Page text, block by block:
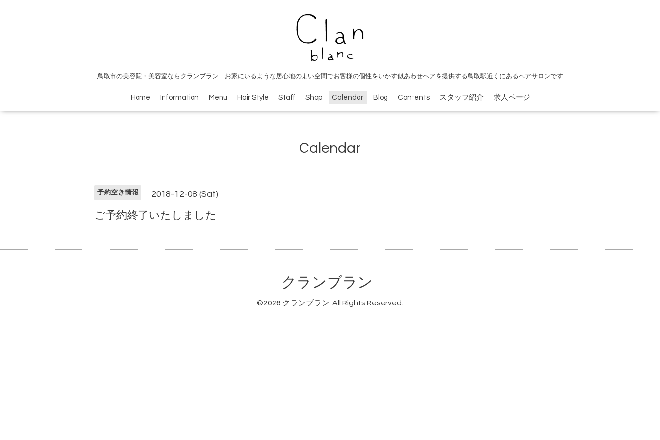
鳥取市の美容院・美容室ならクランブラン お家にいるような居心地のよい空間でお客様の個性をいかす似あわせヘアを提供する鳥取駅近くにあるヘアサロンです
Home Information Menu Hair Style Staff Shop Calendar Blog Contents スタッフ紹介 求人ページ
Calendar
予約空き情報 2018-12-08 (Sat)
ご予約終了いたしました
クランブラン
©2026 クランブラン. All Rights Reserved.